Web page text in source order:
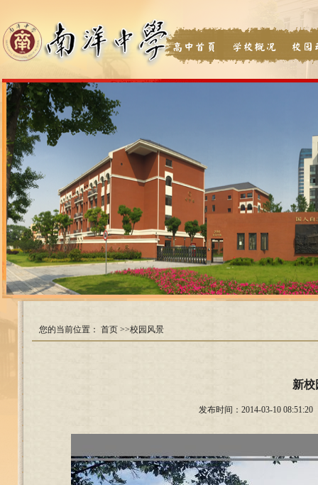
高中首页 学校概况 校园
您的当前位置： 首页 >>校园风景
新
发布时间：2014-03-10